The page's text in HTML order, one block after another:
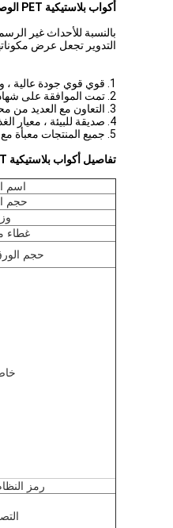
أكواب بلاستيكية PET الوصف:
التدوير تجعل عرض
1. قوي قوي جودة عالية ، وضوح رائع ومقاومة الكراك
2. تمت الموافقة على شهادات FDA ، الاتحاد الأوروبي ، CE ، ISO ، إلخ.
3. التعاون مع العديد من محلات السوبر ماركت والمطاعم والفنادق والمستشفيات وتجار التجزئة والموزعين وهلم جرا.
4. صديقة للبيئة ، معيار الغذاء الصف.
5. جميع المنتجات معبأة مع علبة كرتون مموج عالية 5-PLY.لن تتلف المنتجات أثناء النقل.
تفاصيل أكواب بلاستيكية PET:
اسم
حجم
غطاء
حجم
رمز